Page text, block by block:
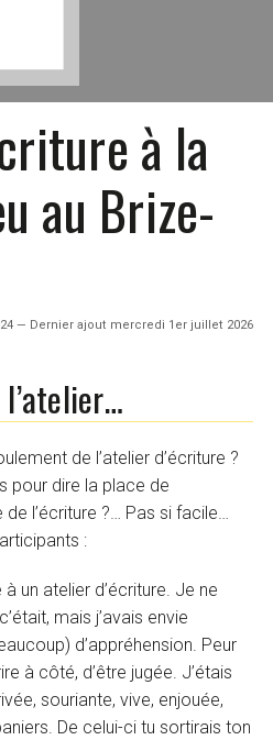
à la
au Brize-
— Dernier ajout mercredi 1er juillet 2026
de l’atelier d’écriture ?
pour dire la place de
de l’écriture ?… Pas si facile…
:
un atelier d’écriture. Je ne
mais j’avais envie
d’appréhension. Peur
à côté, d’être jugée. J’étais
souriante, vive, enjouée,
De celui-ci tu sortirais ton